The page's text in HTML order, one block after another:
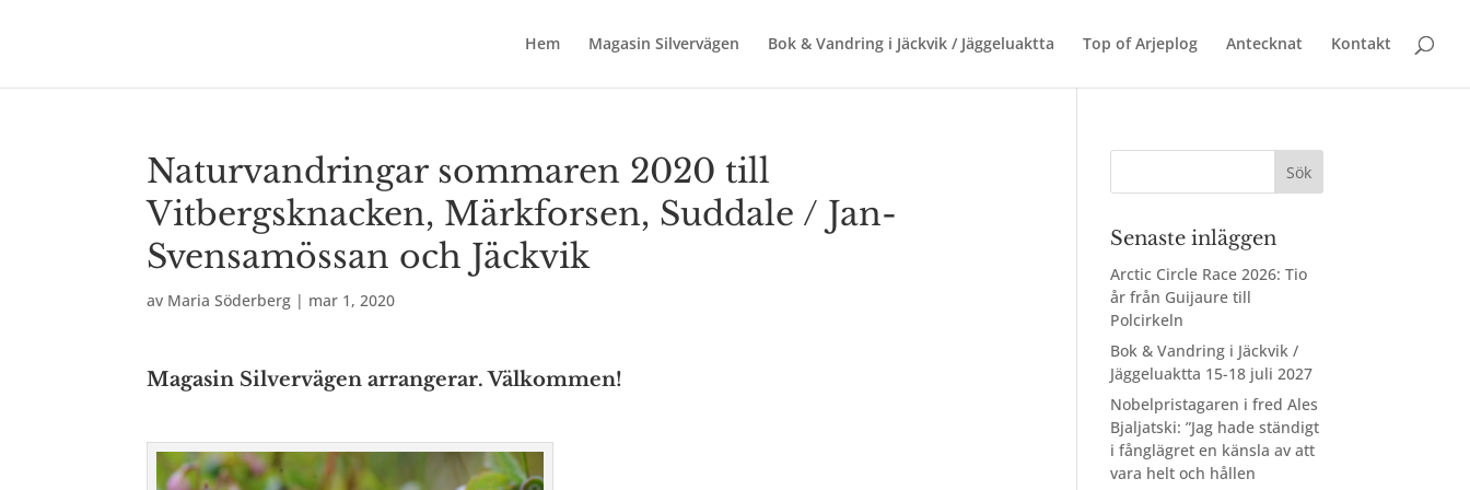
Hem Magasin Silvervägen Bok & Vandring i Jäckvik / Jäggeluaktta Top of Arjeplog Antecknat Kontakt
Naturvandringar sommaren 2020 till
Vitbergsknacken, Märkforsen, Suddale / Jan-
Svensamössan och Jäckvik
av Maria Söderberg | mar 1, 2020
Magasin Silvervägen arrangerar. Välkommen!
Senaste inläggen
Arctic Circle Race 2026: Tio
år från Guijaure till
Polcirkeln
Bok & Vandring i Jäckvik /
Jäggeluaktta 15-18 juli 2027
Nobelpristagaren i fred Ales
Bjaljatski: ”Jag hade ständigt
i fånglägret en känsla av att
vara helt och hållen